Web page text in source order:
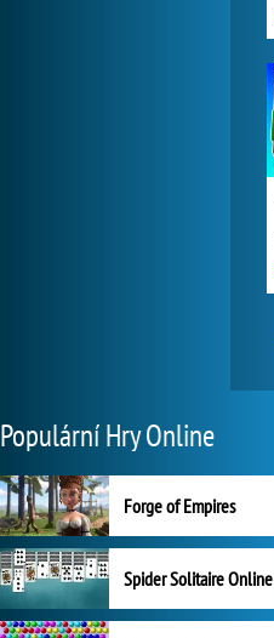
Populární Hry Online
Forge of Empires
Spider Solitaire Online